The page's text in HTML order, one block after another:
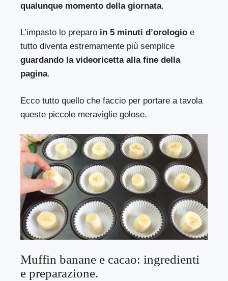
qualunque momento della giornata.
L’impasto lo preparo in 5 minuti d’orologio e
tutto diventa estremamente più semplice
guardando la videoricetta alla fine della
pagina.
Ecco tutto quello che faccio per portare a tavola
queste piccole meraviglie golose.
Muffin banane e cacao: ingredienti
e preparazione.